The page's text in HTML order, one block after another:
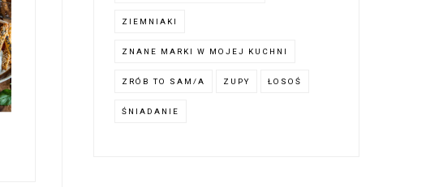
ZIEMNIAKI
ZNANE MARKI W MOJEJ KUCHNI
ZRÓB TO SAM/A ZUPY ŁOSOŚ
ŚNIADANIE